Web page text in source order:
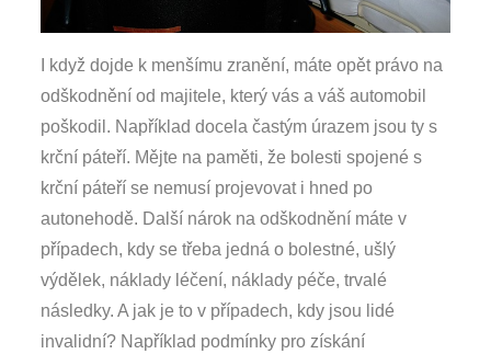
I když dojde k menšímu zranění, máte opět právo na
odškodnění od majitele, který vás a váš automobil
poškodil. Například docela častým úrazem jsou ty s
krční páteří. Mějte na paměti, že bolesti spojené s
krční páteří se nemusí projevovat i hned po
autonehodě. Další nárok na odškodnění máte v
případech, kdy se třeba jedná o bolestné, ušlý
výdělek, náklady léčení, náklady péče, trvalé
následky. A jak je to v případech, kdy jsou lidé
invalidní? Například podmínky pro získání